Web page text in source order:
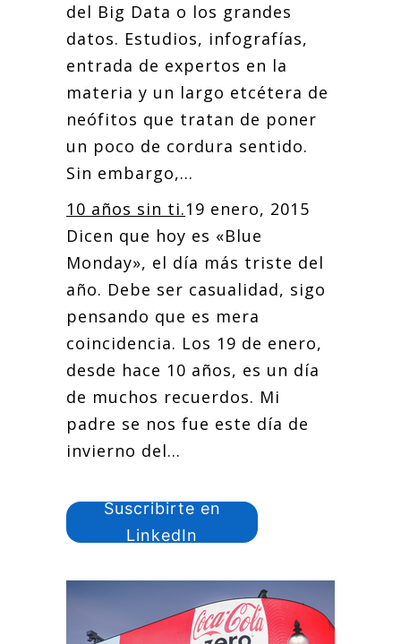
del Big Data o los grandes
datos. Estudios, infografías,
entrada de expertos en la
materia y un largo etcétera de
neófitos que tratan de poner
un poco de cordura sentido.
Sin embargo,...
10 años sin ti.19 enero, 2015
Dicen que hoy es «Blue
Monday», el día más triste del
año. Debe ser casualidad, sigo
pensando que es mera
coincidencia. Los 19 de enero,
desde hace 10 años, es un día
de muchos recuerdos. Mi
padre se nos fue este día de
invierno del...
Suscribirte en
LinkedIn